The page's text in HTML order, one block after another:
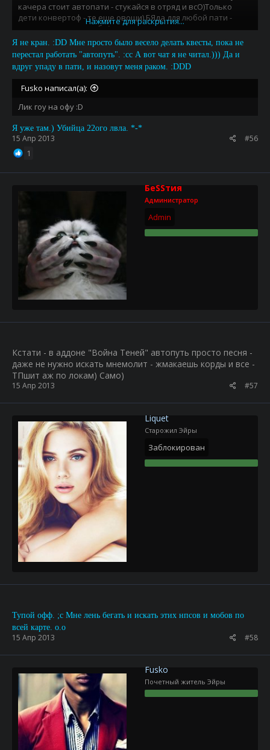
качера стоит автопати - стукайся в отряд и всО)Только
дети конвертоф - те еще овощи) БЯда для любой пати -
потому что голые нубы)
Нажмите для раскрытия...
Я не кран. :DD Мне просто было весело делать квесты, пока не
перестал работать "автопуть". :cc А вот чат я не читал.))) Да и
вдруг упаду в пати, и назовут меня раком. :DDD
Fusko написал(а):
Лик гоу на офу :D
Я уже там.) Убийца 22ого лвла. *-*
15 Апр 2013 #56
1
БеSSтия
Администратор
Admin
Кстати - в аддоне "Война Теней" автопуть просто песня -
даже не нужно искать мнемолит - жмакаешь корды и все -
ТПшит аж по локам) Само)
15 Апр 2013 #57
Liquet
Старожил Эйры
Заблокирован
Тупой офф. ;c Мне лень бегать и искать этих нпсов и мобов по
всей карте. о.о
15 Апр 2013 #58
Fusko
Почетный житель Эйры